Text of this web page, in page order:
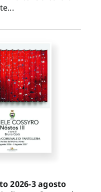
2026-3 agosto